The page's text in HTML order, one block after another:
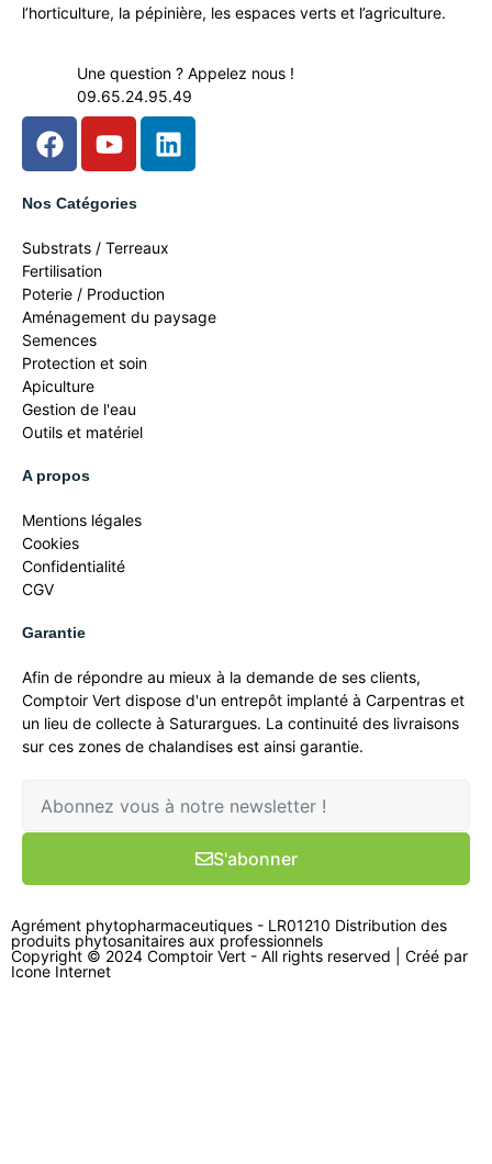
l’horticulture, la pépinière, les espaces verts et l’agriculture.
Une question ? Appelez nous !
09.65.24.95.49
Nos Catégories
Substrats / Terreaux
Fertilisation
Poterie / Production
Aménagement du paysage
Semences
Protection et soin
Apiculture
Gestion de l'eau
Outils et matériel
A propos
Mentions légales
Cookies
Confidentialité
CGV
Garantie
Afin de répondre au mieux à la demande de ses clients,
Comptoir Vert dispose d'un entrepôt implanté à Carpentras et
un lieu de collecte à Saturargues. La continuité des livraisons
sur ces zones de chalandises est ainsi garantie.
S'abonner
Agrément phytopharmaceutiques - LR01210 Distribution des
produits phytosanitaires aux professionnels
Copyright © 2024 Comptoir Vert - All rights reserved | Créé par
Icone Internet